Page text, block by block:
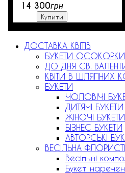
14 300грн
Купити
ДОСТАВКА КВІТІВ
БУКЕТИ
ДО ДНЯ СВ.
КВІТИ В ШЛЯПНИХ
БУКЕТИ
ЧОЛОВІЧІ
ДИТЯЧІ БУКЕТИ
ЖІНОЧІ БУКЕТИ
БІЗНЕС БУКЕТИ
АВТОРСЬКІ
ВЕСІЛЬНА
Весільні
Букет